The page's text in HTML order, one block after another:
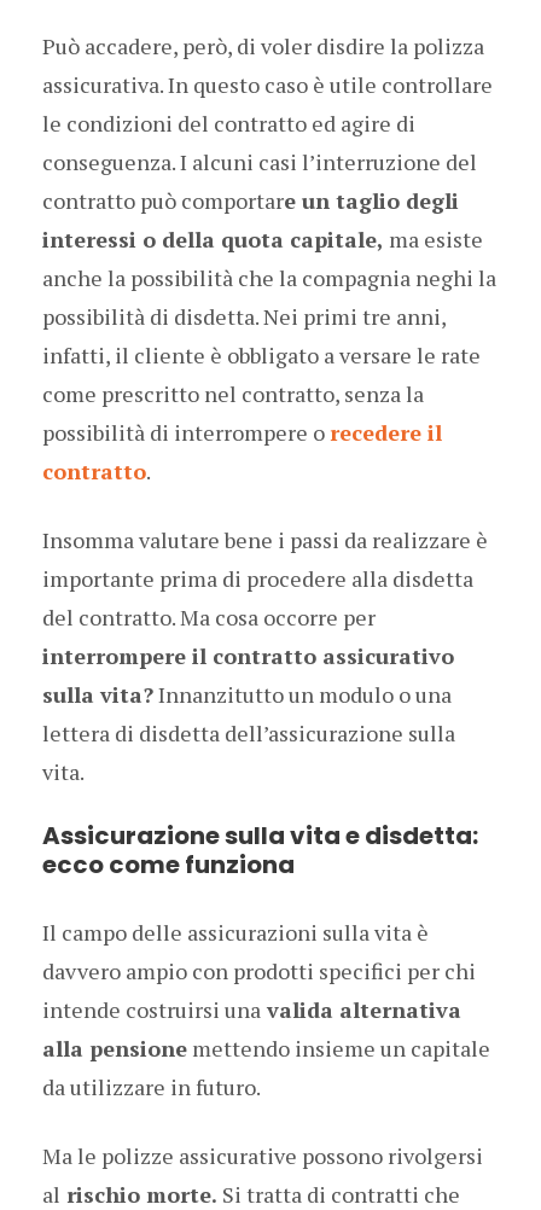
Può accadere, però, di voler disdire la polizza
assicurativa. In questo caso è utile controllare
le condizioni del contratto ed agire di
conseguenza. I alcuni casi l’interruzione del
contratto può comportare un taglio degli
interessi o della quota capitale, ma esiste
anche la possibilità che la compagnia neghi la
possibilità di disdetta. Nei primi tre anni,
infatti, il cliente è obbligato a versare le rate
come prescritto nel contratto, senza la
possibilità di interrompere orecedere il
contratto.
Insomma valutare bene i passi da realizzare è
importante prima di procedere alla disdetta
del contratto. Ma cosa occorre per
interrompere il contratto assicurativo
sulla vita?Innanzitutto un modulo o una
lettera di disdetta dell’assicurazione sulla
vita.
Assicurazione sulla vita e disdetta:
ecco come funziona
Il campo delle assicurazioni sulla vita è
davvero ampio con prodotti specifici per chi
intende costruirsi una valida alternativa
alla pensione mettendo insieme un capitale
da utilizzare in futuro.
Ma le polizze assicurative possono rivolgersi
al rischio morte. Si tratta di contratti che